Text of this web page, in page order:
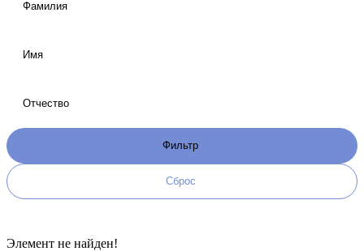
Элемент не найден!